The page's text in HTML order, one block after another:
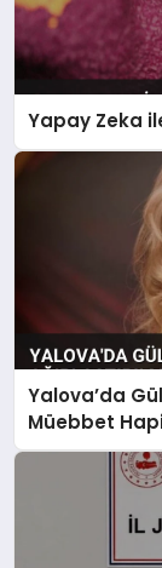
Yapay Zeka
Yalova’da
Müebbet